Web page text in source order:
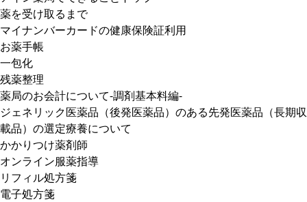
薬を受け取るまで
マイナンバーカードの健康保険証利用
お薬手帳
一包化
残薬整理
薬局のお会計について-調剤基本料編-
ジェネリック医薬品（後発医薬品）のある先発医薬品（長期収
載品）の選定療養について
かかりつけ薬剤師
オンライン服薬指導
リフィル処方箋
電子処方箋